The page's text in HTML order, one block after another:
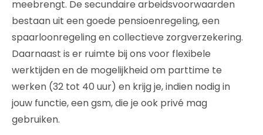
meebrengt. De secundaire arbeidsvoorwaarden
bestaan uit een goede pensioenregeling, een
spaarloonregeling en collectieve zorgverzekering.
Daarnaast is er ruimte bij ons voor flexibele
werktijden en de mogelijkheid om parttime te
werken (32 tot 40 uur) en krijg je, indien nodig in
jouw functie, een gsm, die je ook privé mag
gebruiken.